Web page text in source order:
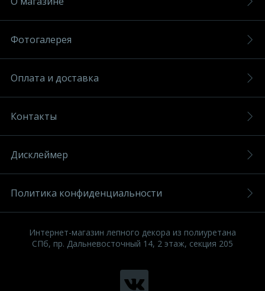
Фотогалерея
Оплата и доставка
Контакты
Дисклеймер
Политика конфиденциальности
Интернет-магазин лепного декора из полиуретана
СПб, пр. Дальневосточный 14, 2 этаж, секция 205